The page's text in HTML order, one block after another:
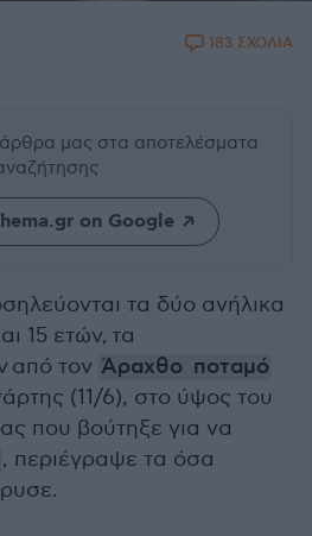
183 ΣΧΟΛΙΑ
άρθρα μας στα αποτελέσματα
on Google
τα δύο ανήλικα
15 ετών, τα
από τον Άραχθο ποταμό
(11/6), στο ύψος του
που βούτηξε για να
, περιέγραψε τα όσα